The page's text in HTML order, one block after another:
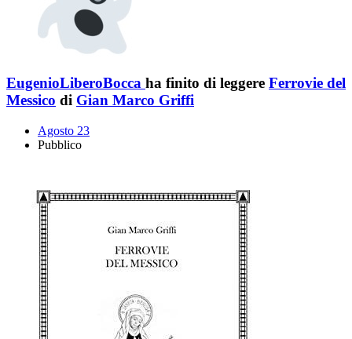
EugenioLiberoBocca ha finito di leggere Ferrovie del
Messico di Gian Marco Griffi
Agosto 23
Pubblico